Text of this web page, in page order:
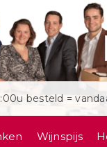
besteld =
Wijnspijs